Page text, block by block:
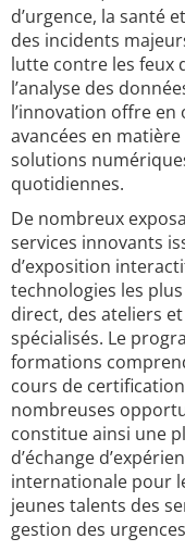
d’urgence, la santé
des incidents
lutte contre les feux
l’analyse des
l’innovation offre
avancées en
solutions
quotidiennes.
De nombreux
services innovants
d’exposition
technologies les
direct, des ateliers
spécialisés. Le
formations
cours de
nombreuses
constitue ainsi une
d’échange
internationale pour
jeunes talents des
gestion des